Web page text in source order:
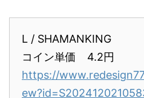
L / SHAMANKING
コイン単価 4.2円
https://